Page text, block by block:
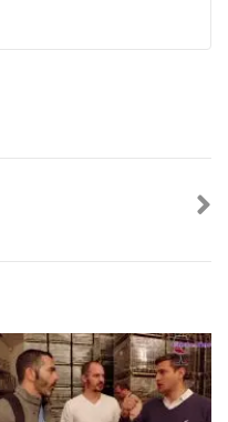
las degustaciones
fabulosa noche!